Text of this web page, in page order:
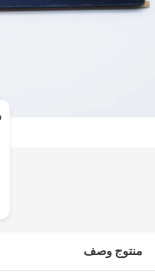
منتوج وصف